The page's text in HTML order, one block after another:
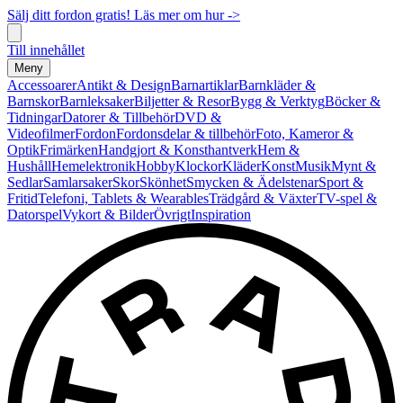
Sälj ditt fordon gratis! Läs mer om hur ->
Till innehållet
Meny
AccessoarerAntikt & DesignBarnartiklarBarnkläder &
BarnskorBarnleksakerBiljetter & ResorBygg & VerktygBöcker &
TidningarDatorer & TillbehörDVD &
VideofilmerFordonFordonsdelar & tillbehörFoto, Kameror &
OptikFrimärkenHandgjort & KonsthantverkHem &
HushållHemelektronikHobbyKlockorKläderKonstMusikMynt &
SedlarSamlarsakerSkorSkönhetSmycken & ÄdelstenarSport &
FritidTelefoni, Tablets & WearablesTrädgård & VäxterTV-spel &
DatorspelVykort & BilderÖvrigtInspiration